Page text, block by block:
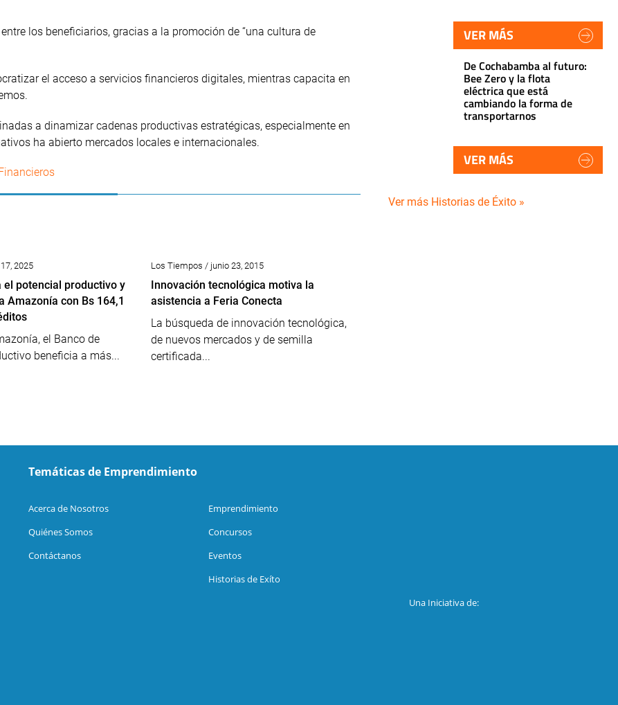
los beneficiarios, gracias a la promoción de “una cultura de
el acceso a servicios financieros digitales, mientras capacita en
a dinamizar cadenas productivas estratégicas, especialmente en
ha abierto mercados locales e internacionales.
2025
el potencial productivo y
Amazonía con Bs 164,1
el Banco de
beneficia a más...
Los Tiempos / junio 23, 2015
Innovación tecnológica motiva la
asistencia a Feria Conecta
La búsqueda de innovación tecnológica,
de nuevos mercados y de semilla
certificada...
VER MÁS
De Cochabamba al futuro:
Bee Zero y la flota
eléctrica que está
cambiando la forma de
transportarnos
VER MÁS
Ver más Historias de Éxito »
Temáticas de Emprendimiento
Acerca de Nosotros
Quiénes Somos
Contáctanos
Emprendimiento
Concursos
Eventos
Historias de Exíto
Una Iniciativa de: